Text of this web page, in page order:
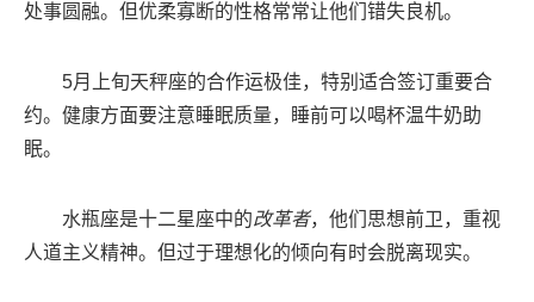
处事圆融。但优柔寡断的性格常常让他们错失良机。
5月上旬天秤座的合作运极佳，特别适合签订重要合
约。健康方面要注意睡眠质量，睡前可以喝杯温牛奶助
眠。
水瓶座是十二星座中的改革者，他们思想前卫，重视
人道主义精神。但过于理想化的倾向有时会脱离现实。